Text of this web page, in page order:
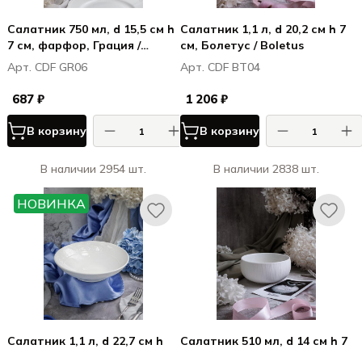
Салатник 750 мл, d 15,5 см h
7 см, фарфор, Грация /
Grazia
Арт. CDF GR06
687 ₽
В корзину
В наличии 2954 шт.
Салатник 1,1 л, d 20,2 см h 7
см, Болетус / Boletus
Арт. CDF BT04
1 206 ₽
В корзину
В наличии 2838 шт.
НОВИНКА
Салатник 1,1 л, d 22,7 см h
Салатник 510 мл, d 14 см h 7